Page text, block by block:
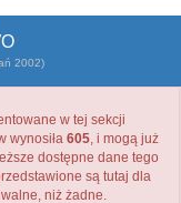
2002)
w tej sekcji
wynosiła 605, i mogą już
dostępne dane tego
są tutaj dla
niż żadne.